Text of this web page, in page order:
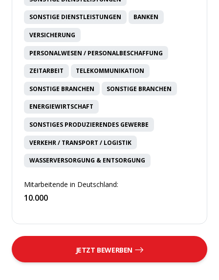
SONSTIGE DIENSTLEISTUNGEN BANKEN
VERSICHERUNG
PERSONALWESEN / PERSONALBESCHAFFUNG
ZEITARBEIT TELEKOMMUNIKATION
SONSTIGE BRANCHEN SONSTIGE BRANCHEN
ENERGIEWIRTSCHAFT
SONSTIGES PRODUZIERENDES GEWERBE
VERKEHR / TRANSPORT / LOGISTIK
WASSERVERSORGUNG & ENTSORGUNG
Mitarbeitende in Deutschland:
10.000
JETZT BEWERBEN